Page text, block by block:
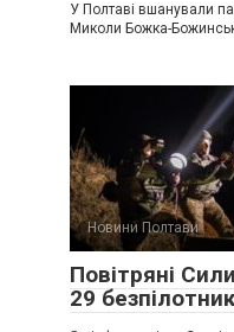
У Полтаві вшанували
Миколи Божка-
Новини Полтави
Повітряні
29